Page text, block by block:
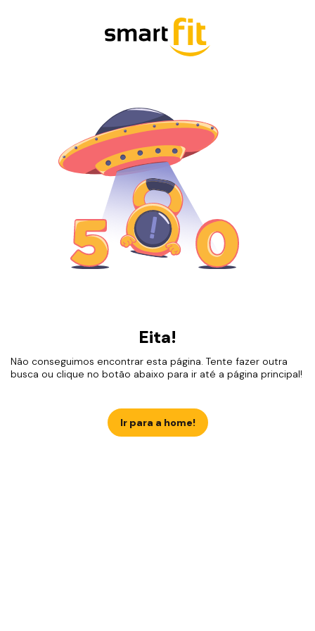
Eita!
Não conseguimos encontrar esta página. Tente fazer outra
busca ou clique no botão abaixo para ir até a página principal!
Ir para a home!